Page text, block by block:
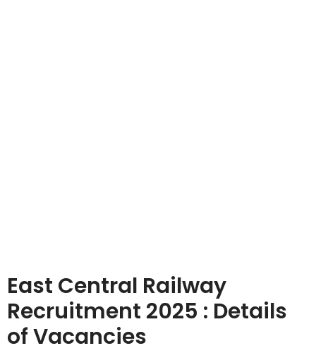
East Central Railway
Recruitment 2025 : Details
of Vacancies